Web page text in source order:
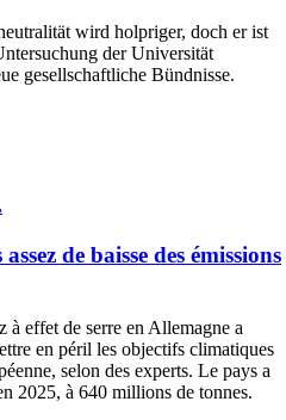
wird holpriger, doch er ist
der Universität
gesellschaftliche Bündnisse.
de baisse des émissions
à effet de serre en Allemagne a
en péril les objectifs climatiques
selon des experts. Le pays a
2025, à 640 millions de tonnes.